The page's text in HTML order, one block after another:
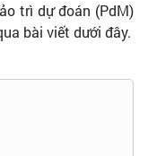
trì dự đoán (PdM)
bài viết dưới đây.